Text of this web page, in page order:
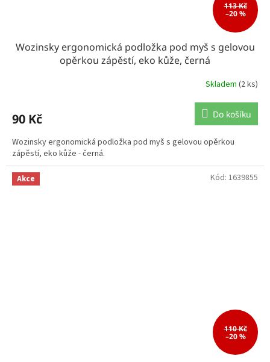
113 Kč
–20 %
Wozinsky ergonomická podložka pod myš s gelovou
opěrkou zápěstí, eko kůže, černá
Skladem (2 ks)
90 Kč Do košíku
Wozinsky ergonomická podložka pod myš s gelovou opěrkou
zápěstí, eko kůže - černá.
Akce
110 Kč
–20 %
Kód: 1639855